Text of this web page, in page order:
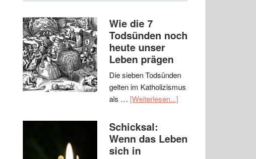
Wie die 7
Todsünden noch
heute unser
Leben prägen
Die sieben Todsünden
gelten im Katholizismus
als … [Weiterlesen...]
Schicksal:
Wenn das Leben
sich in